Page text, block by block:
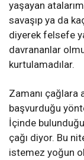
yaşayan
savaşıp ya da
diyerek felsefe
davrananlar
kurtulamadılar.
Zamanı çağlara
başvurduğu
İçinde
çağı diyor. Bu
istemez yoğun